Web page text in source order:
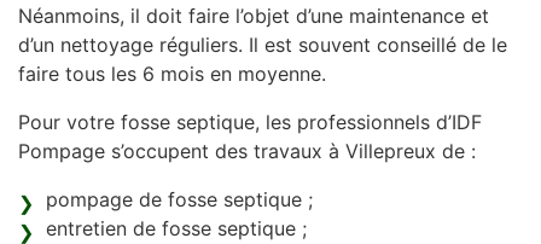
Néanmoins, il doit faire l’objet d’une maintenance et
d’un nettoyage réguliers. Il est souvent conseillé de le
faire tous les 6 mois en moyenne.
Pour votre fosse septique, les professionnels d’IDF
Pompage s’occupent des travaux à Villepreux de :
pompage de fosse septique ;
entretien de fosse septique ;